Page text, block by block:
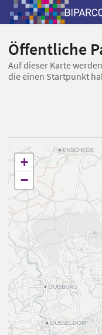
Öffentliche
Auf dieser Karte
die einen Startpunkt
+
−